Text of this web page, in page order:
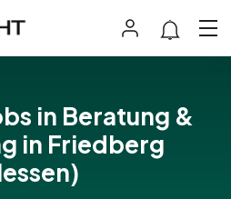
in Beratung &
in Friedberg